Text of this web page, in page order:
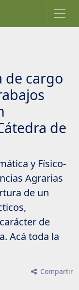
de cargo
de
y Físico-
Agrarias
de un
de
Acá toda la
Compartir